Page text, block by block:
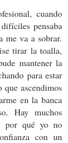
cuando
pensaba
me va a sobrar.
tirar la toalla,
mantener la
para estar
ascendimos
en la banca
Hay muchos
por qué yo no
con un